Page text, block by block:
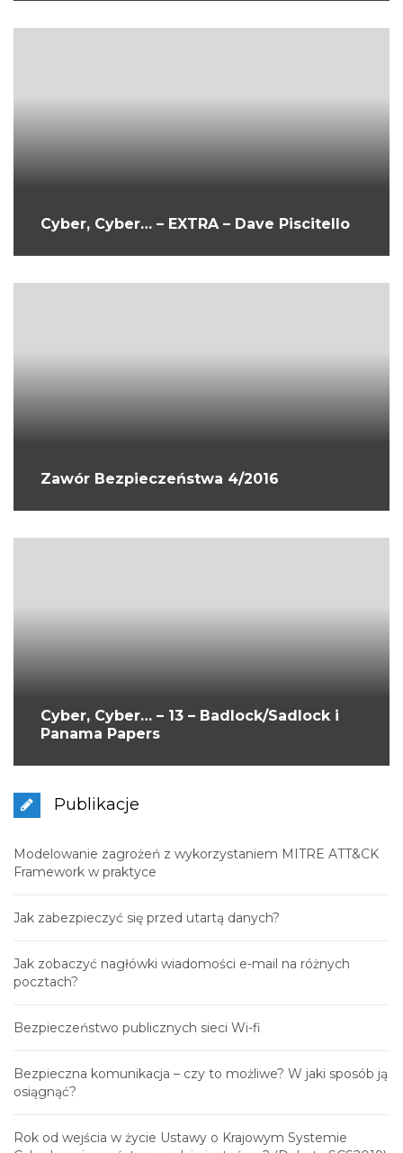
Cyber, Cyber… – EXTRA – Dave Piscitello
Zawór Bezpieczeństwa 4/2016
Cyber, Cyber… – 13 – Badlock/Sadlock i
Panama Papers
Publikacje
Modelowanie zagrożeń z wykorzystaniem MITRE ATT&CK
Framework w praktyce
Jak zabezpieczyć się przed utartą danych?
Jak zobaczyć nagłówki wiadomości e-mail na różnych
pocztach?
Bezpieczeństwo publicznych sieci Wi-fi
Bezpieczna komunikacja – czy to możliwe? W jaki sposób ją
osiągnąć?
Rok od wejścia w życie Ustawy o Krajowym Systemie